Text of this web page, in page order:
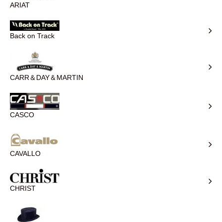
ARIAT
Back on Track
CARR＆DAY＆MARTIN
CASCO
CAVALLO
CHRIST